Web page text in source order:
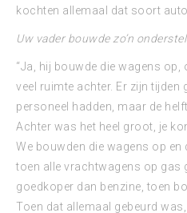
kochten allemaal dat soort
Uw vader bouwde zo’n
“Ja, hij bouwde die wagens
veel ruimte achter. Er zijn tijden
personeel hadden, maar de
Achter was het heel groot, je
We bouwden die wagens op en
toen alle vrachtwagens op gas
goedkoper dan benzine, toen
Toen dat allemaal gebeurd